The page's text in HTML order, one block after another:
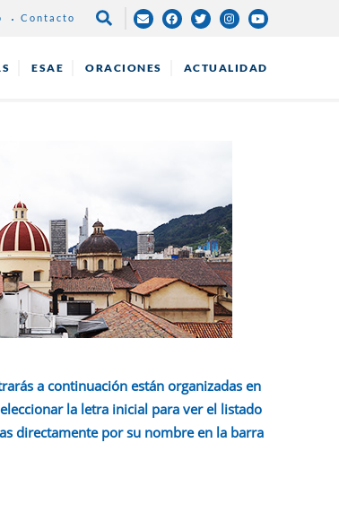
Contacto
ESAE ORACIONES ACTUALIDAD
a continuación están organizadas en
la letra inicial para ver el listado
directamente por su nombre en la barra